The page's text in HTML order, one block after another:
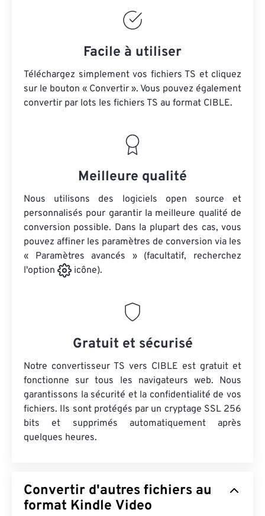
Facile à utiliser
Téléchargez simplement vos fichiers TS et cliquez
sur le bouton « Convertir ». Vous pouvez également
convertir par lots les fichiers TS au format CIBLE.
Meilleure qualité
Nous utilisons des logiciels open source et
personnalisés pour garantir la meilleure qualité de
conversion possible. Dans la plupart des cas, vous
pouvez affiner les paramètres de conversion via les
« Paramètres avancés » (facultatif, recherchez
l'option
icône).
Gratuit et sécurisé
Notre convertisseur TS vers CIBLE est gratuit et
fonctionne sur tous les navigateurs web. Nous
garantissons la sécurité et la confidentialité de vos
fichiers. Ils sont protégés par un cryptage SSL 256
bits et supprimés automatiquement après
quelques heures.
Convertir d'autres fichiers au
format Kindle Video